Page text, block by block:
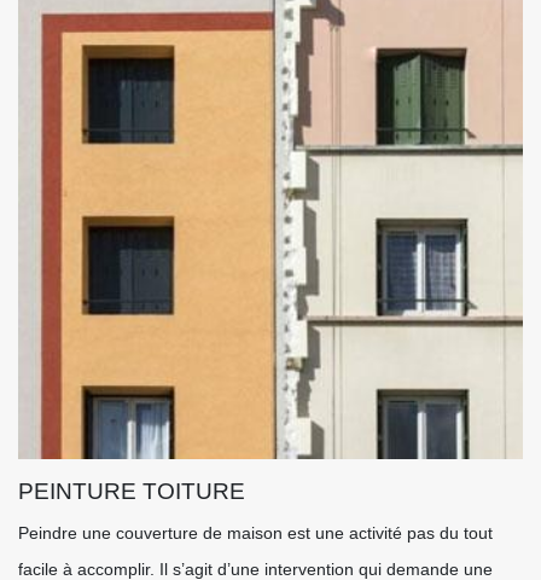
PEINTURE TOITURE
Peindre une couverture de maison est une activité pas du tout
facile à accomplir. Il s’agit d’une intervention qui demande une